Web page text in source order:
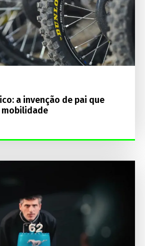
a invenção de pai que